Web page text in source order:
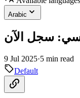
Arabic
سجل الآن
9 Jul 2025·5 min read
Default